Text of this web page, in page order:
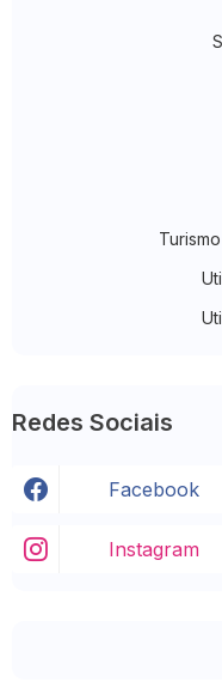
Redes Sociais
Facebook
Instagram